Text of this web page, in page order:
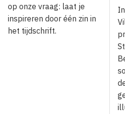
op onze vraag: laat je
inspireren door één zin in
het tijdschrift.